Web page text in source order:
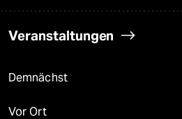
Veranstaltungen
Demnächst
Vor Ort